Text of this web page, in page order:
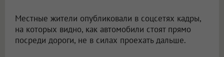
Местные жители опубликовали в соцсетях кадры,
на которых видно, как автомобили стоят прямо
посреди дороги, не в силах проехать дальше.